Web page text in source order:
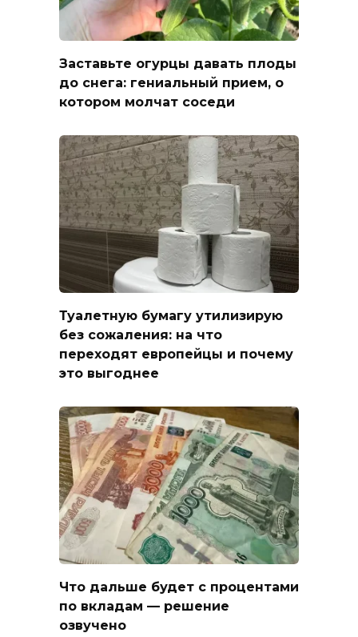
Заставьте огурцы давать плоды
до снега: гениальный прием, о
котором молчат соседи
Туалетную бумагу утилизирую
без сожаления: на что
переходят европейцы и почему
это выгоднее
Что дальше будет с процентами
по вкладам — решение
озвучено